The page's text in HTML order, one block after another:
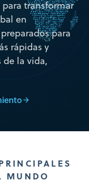
transformar
en
para
rápidas y
de la vida,
MUNDO